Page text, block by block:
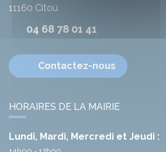
11160 Citou
04 68 78 01 41
Contactez-nous
HORAIRES DE LA MAIRIE
Lundi, Mardi, Mercredi et Jeudi :